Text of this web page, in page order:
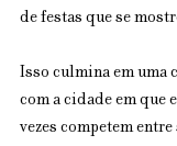
de festas que se
Isso culmina em uma
com a cidade em que
vezes competem